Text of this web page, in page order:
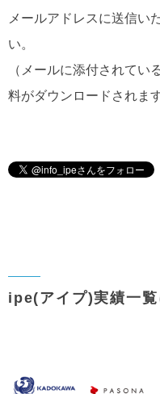
メールアドレスに送信い
い。
（メールに添付されてい
料がダウンロードされます
ipe(アイプ)実績一覧